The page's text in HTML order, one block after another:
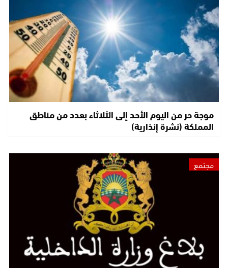
موجة حر من اليوم الأحد إلى الثلاثاء بعدد من مناطق
المملكة (نشرة إنذارية)
مجتمع